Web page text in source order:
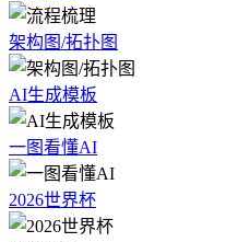
架构图/拓扑图
AI生成模板
一图看懂AI
2026世界杯